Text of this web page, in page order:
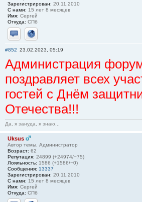
Зарегистрирован: 20.11.2010
С нами: 15 лет 8 месяцев
Имя: Сергей
Откуда: СПб
Отправить личное сообщение
Сайт
#852 23.02.2023, 05:19
Администрация
поздравляет всех
гостей с Днём
Отечества!!!
Да, я зануда, я знаю...
Uksus
Автор темы, Администратор
Возраст: 62
Репутация: 24899 (+24974/−75)
Лояльность: 1586 (+1586/−0)
Сообщения: 13337
Зарегистрирован: 20.11.2010
С нами: 15 лет 8 месяцев
Имя: Сергей
Откуда: СПб